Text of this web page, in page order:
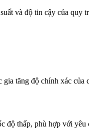
và độ tin cậy của quy
tăng độ chính xác
độ thấp, phù hợp với yêu